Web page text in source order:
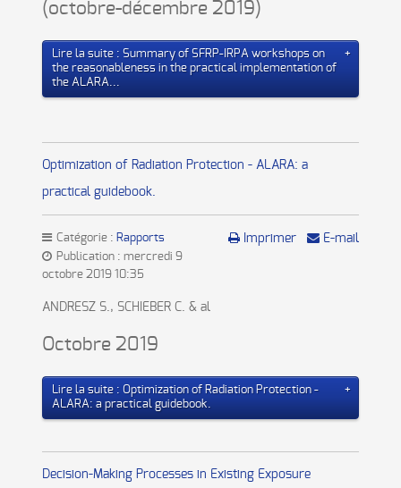
(octobre-décembre 2019)
Lire la suite : Summary of SFRP-IRPA workshops on
the reasonableness in the practical implementation of
the ALARA...
Optimization of Radiation Protection - ALARA: a
practical guidebook.
Imprimer E-mail
Catégorie : Rapports
Publication : mercredi 9
octobre 2019 10:35
ANDRESZ S., SCHIEBER C. & al
Octobre 2019
Lire la suite : Optimization of Radiation Protection -
ALARA: a practical guidebook.
Decision-Making Processes in Existing Exposure